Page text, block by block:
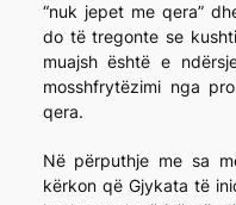
“nuk jepet me qera”
do të tregonte se
muajsh është e
mosshfrytëzimi nga
qera.
Në përputhje me sa
kërkon që Gjykata të